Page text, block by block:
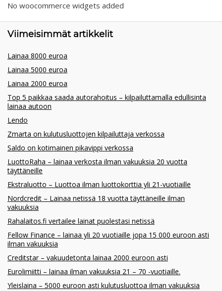
No woocommerce widgets added
Viimeisimmät artikkelit
Lainaa 8000 euroa
Lainaa 5000 euroa
Lainaa 2000 euroa
Top 5 paikkaa saada autorahoitus – kilpailuttamalla edullisinta
lainaa autoon
Lendo
Zmarta on kulutusluottojen kilpailuttaja verkossa
Saldo on kotimainen pikavippi verkossa
LuottoRaha – lainaa verkosta ilman vakuuksia 20 vuotta
täyttäneille
Ekstraluotto – Luottoa ilman luottokorttia yli 21-vuotiaille
Nordcredit – Lainaa netissä 18 vuotta täyttäneille ilman
vakuuksia
Rahalaitos.fi vertailee lainat puolestasi netissä
Fellow Finance – lainaa yli 20 vuotiaille jopa 15 000 euroon asti
ilman vakuuksia
Creditstar – vakuudetonta lainaa 2000 euroon asti
Eurolimiitti – lainaa ilman vakuuksia 21 – 70 -vuotiaille.
Yleislaina – 5000 euroon asti kulutusluottoa ilman vakuuksia